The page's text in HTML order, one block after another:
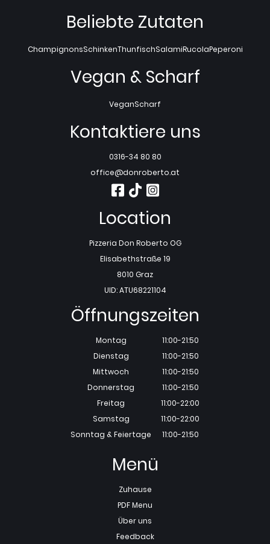
Beliebte Zutaten
ChampignonsSchinkenThunfischSalamiRucolaPeperoni
Vegan & Scharf
VeganScharf
Kontaktiere uns
0316-34 80 80
office@donroberto.at
Location
Pizzeria Don Roberto OG
Elisabethstraße 19
8010 Graz
UID: ATU68221104
Öffnungszeiten
Montag
Dienstag
Mittwoch
Donnerstag
Freitag
Samstag
Sonntag & Feiertage
11:00-21:50
11:00-21:50
11:00-21:50
11:00-21:50
11:00-22:00
11:00-22:00
11:00-21:50
Menü
Zuhause
PDF Menu
Über uns
Feedback